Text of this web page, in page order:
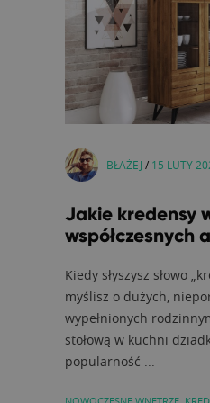
BŁAŻEJ / 15 LUTY
Jakie kredensy
współczesnych
Kiedy słyszysz słowo
myślisz o dużych,
wypełnionych
stołową w kuchni
popularność ...